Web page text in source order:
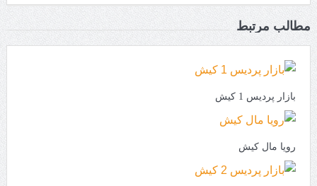
مطالب مرتبط
بازار پردیس 1 کیش
رویا مال کیش